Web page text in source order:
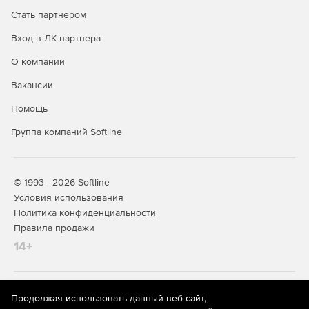
Локальная настройка конфигураций безопасности.
Доставка новостей из мира безопасности.
патчей.
Экономия сетевой полосы пропускания.
Стать партнером
Вход в ЛК партнера
О компании
Вакансии
Помощь
Группа компаний Softline
© 1993—2026 Softline
Условия использования
Политика конфиденциальности
Правила продажи
14+
На информационном ресурсе store.softline.ru применяются
рекомендательные технологии
(информационные технологии
Продолжая использовать данный веб-сайт,